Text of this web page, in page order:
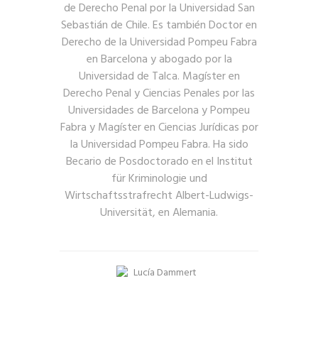
de Derecho Penal por la Universidad San
Sebastián de Chile. Es también Doctor en
Derecho de la Universidad Pompeu Fabra
en Barcelona y abogado por la
Universidad de Talca. Magíster en
Derecho Penal y Ciencias Penales por las
Universidades de Barcelona y Pompeu
Fabra y Magíster en Ciencias Jurídicas por
la Universidad Pompeu Fabra. Ha sido
Becario de Posdoctorado en el Institut
für Kriminologie und
Wirtschaftsstrafrecht Albert-Ludwigs-
Universität, en Alemania.